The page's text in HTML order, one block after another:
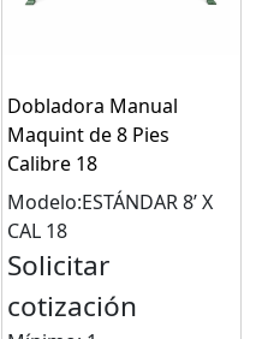
Dobladora Manual
Maquint de 8 Pies
Calibre 18
Modelo:ESTÁNDAR 8’ X
CAL 18
Solicitar
cotización